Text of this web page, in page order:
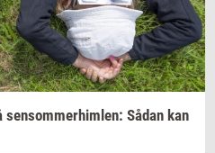
sen­som­mer­him­len: Sådan kan